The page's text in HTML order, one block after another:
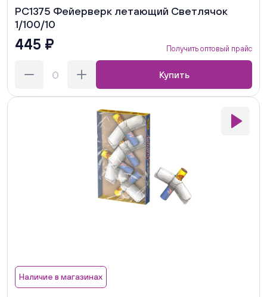
РС1375 Фейерверк летающий Светлячок
1/100/10
445 ₽ Получить оптовый прайс
Купить
Наличие в магазинах